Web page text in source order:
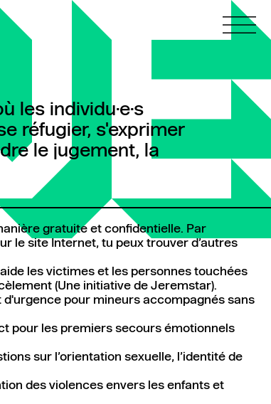
les individu·e·s
réfugier, s'exprimer
le jugement, la
gratuite et confidentielle. Par
le site Internet, tu peux trouver d’autres
les victimes et les personnes touchées
(Une initiative de Jeremstar).
d'urgence pour mineurs accompagnés sans
pour les premiers secours émotionnels
sur l’orientation sexuelle, l’identité de
des violences envers les enfants et